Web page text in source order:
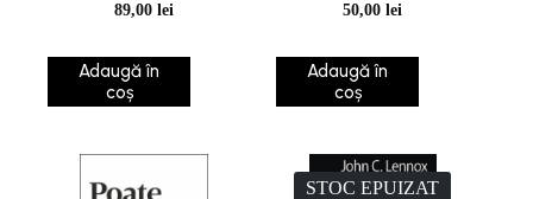
artificiale
89,00lei
Adaugă în
coș
50,00lei
Adaugă în
coș
STOC EPUIZAT